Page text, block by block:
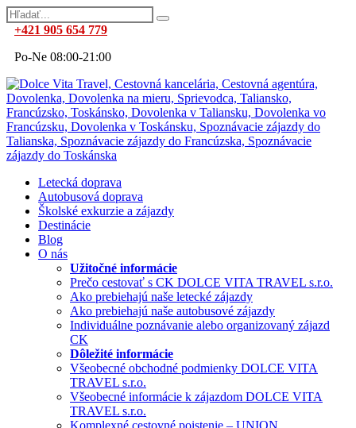
+421 905 654 779
Po-Ne 08:00-21:00
Letecká doprava
Autobusová doprava
Školské exkurzie a zájazdy
Destinácie
Blog
O nás
Užitočné informácie
Prečo cestovať s CK DOLCE VITA TRAVEL s.r.o.
Ako prebiehajú naše letecké zájazdy
Ako prebiehajú naše autobusové zájazdy
Individuálne poznávanie alebo organizovaný zájazd
CK
Dôležité informácie
Všeobecné obchodné podmienky DOLCE VITA
TRAVEL s.r.o.
Všeobecné informácie k zájazdom DOLCE VITA
TRAVEL s.r.o.
Komplexné cestovné poistenie – UNION